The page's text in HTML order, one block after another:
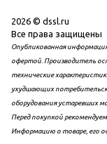
2026 © dssl.ru
Все права защищены
Опубликованная
офертой. Производитель
технические
ухудшающих
оборудования устаревших
Перед покупкой
Информацию о товаре, его